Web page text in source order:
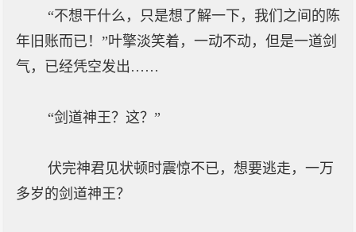
“不想干什么，只是想了解一下，我们之间的陈
年旧账而已！”叶擎淡笑着，一动不动，但是一道剑
气，已经凭空发出……
“剑道神王？这？”
伏完神君见状顿时震惊不已，想要逃走，一万
多岁的剑道神王？